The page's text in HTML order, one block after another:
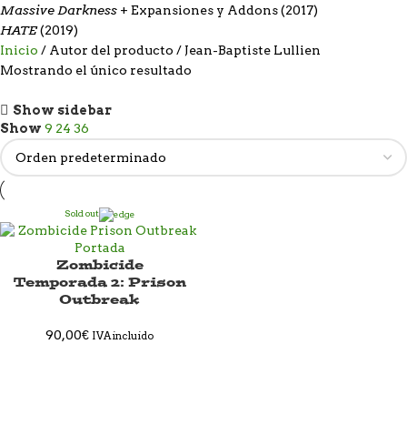
Massive Darkness + Expansiones y Addons (2017)
HATE(2019)
Inicio
Autor del producto
Jean-Baptiste Lullien
Mostrando el único resultado
Show sidebar
Show 9 24 36
Sold out
Zombicide
Temporada 2: Prison
Outbreak
90,00€ IVA incluido